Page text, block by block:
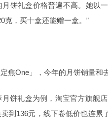
饼礼盒价格普遍不高。她以
克，买十盒还能赠一盒。”
焦One」，今年的月饼销量和
饼礼盒为例，淘宝官方旗舰
到136元，线下卷低价也连累